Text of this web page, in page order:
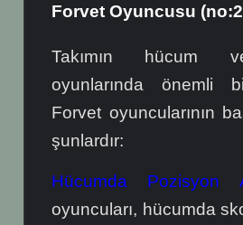
Forvet Oyuncusu
Takımın hücum
oyunlarında önemli
Forvet oyuncularının
şunlardır:
Hücumda Pozisyon
oyuncuları, hücumda